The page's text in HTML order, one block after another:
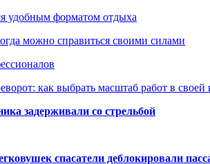
удобным форматом отдыха
можно справиться своими силами
как выбрать масштаб работ в своей
задерживали со стрельбой
спасатели деблокировали